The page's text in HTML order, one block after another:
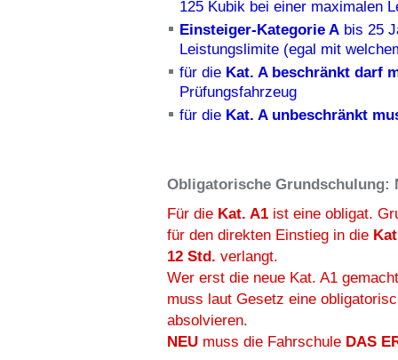
125 Kubik bei einer maximalen
Einsteiger-Kategorie A bis 25
Leistungslimite (egal mit
für die Kat. A beschränkt darf
Prüfungsfahrzeug
für die Kat. A unbeschränkt
Obligatorische Grundschulung:
Für die Kat. A1 ist eine obligat.
für den direkten Einstieg in die
12 Std. verlangt.
Wer erst die neue Kat. A1
muss laut Gesetz eine
absolvieren.
NEU muss die Fahrschule DAS